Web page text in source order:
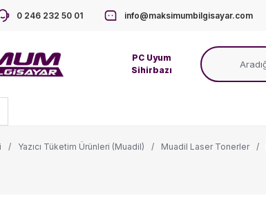
0 246 232 50 01 info@maksimumbilgisayar.com
PC Uyum
Sihirbazı
Yazıcı Tüketim Ürünleri (Muadil) Muadil Laser Tonerler